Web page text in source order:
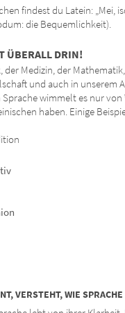
findest du Latein: „Mei,
die Bequemlichkeit).
ÜBERALL DRIN!
Medizin, der
und auch in unserem
wimmelt es nur von
haben. Einige
VERSTEHT, WIE